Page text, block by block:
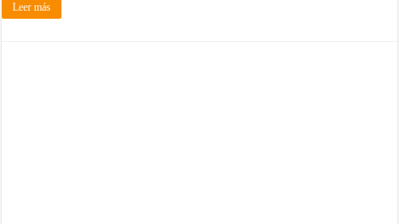
Leer más